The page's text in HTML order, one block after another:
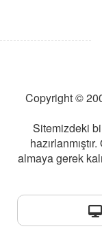
Copyright ©
Sitemizdeki
almaya gerek